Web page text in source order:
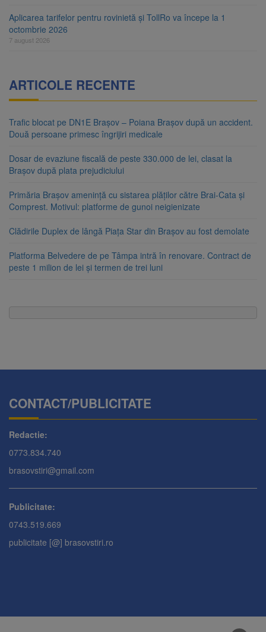
Aplicarea tarifelor pentru rovinietă și TollRo va începe la 1
octombrie 2026
7 august 2026
ARTICOLE RECENTE
Trafic blocat pe DN1E Brașov – Poiana Brașov după un accident.
Două persoane primesc îngrijiri medicale
Dosar de evaziune fiscală de peste 330.000 de lei, clasat la
Brașov după plata prejudiciului
Primăria Brașov amenință cu sistarea plăților către Brai-Cata și
Comprest. Motivul: platforme de gunoi neigienizate
Clădirile Duplex de lângă Piața Star din Brașov au fost demolate
Platforma Belvedere de pe Tâmpa intră în renovare. Contract de
peste 1 milion de lei și termen de trei luni
CONTACT/PUBLICITATE
Redactie:
0773.834.740
brasovstiri@gmail.com
Publicitate:
0743.519.669
publicitate [@] brasovstiri.ro